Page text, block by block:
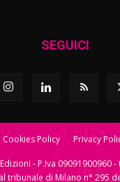
SEGUICI
Cookies Policy Privacy
- P.Iva 09091900960
tribunale di Milano n° 295